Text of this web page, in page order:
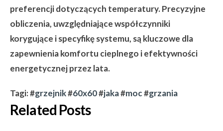
preferencji dotyczących temperatury. Precyzyjne
obliczenia, uwzględniające współczynniki
korygujące i specyfikę systemu, są kluczowe dla
zapewnienia komfortu cieplnego i efektywności
energetycznej przez lata.
Tagi: #grzejnik#60x60#jaka#moc#grzania
Related Posts